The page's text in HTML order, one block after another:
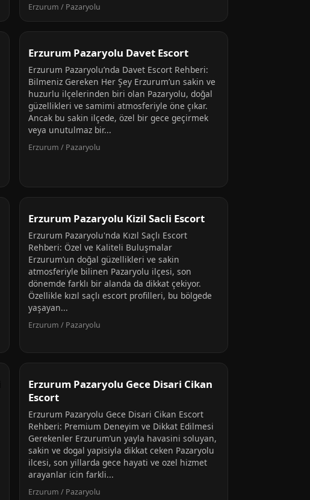
Erzurum / Pazaryolu
Erzurum Pazaryolu Davet Escort
Erzurum Pazaryolu’nda Davet Escort Rehberi:
Bilmeniz Gereken Her Şey Erzurum’un sakin ve
huzurlu ilçelerinden biri olan Pazaryolu, doğal
güzellikleri ve samimi atmosferiyle öne çıkar.
Ancak bu sakin ilçede, özel bir gece geçirmek
veya unutulmaz bir...
Erzurum / Pazaryolu
Erzurum Pazaryolu Kizil Sacli Escort
Erzurum Pazaryolu'nda Kızıl Saçlı Escort
Rehberi: Özel ve Kaliteli Buluşmalar
Erzurum’un doğal güzellikleri ve sakin
atmosferiyle bilinen Pazaryolu ilçesi, son
dönemde farklı bir alanda da dikkat çekiyor.
Özellikle kızıl saçlı escort profilleri, bu bölgede
yaşayan...
Erzurum / Pazaryolu
Erzurum Pazaryolu Gece Disari Cikan
Escort
Erzurum Pazaryolu Gece Disari Cikan Escort
Rehberi: Premium Deneyim ve Dikkat Edilmesi
Gerekenler Erzurum’un yayla havasini soluyan,
sakin ve dogal yapisiyla dikkat ceken Pazaryolu
ilcesi, son yillarda gece hayati ve ozel hizmet
arayanlar icin farkli...
Erzurum / Pazaryolu